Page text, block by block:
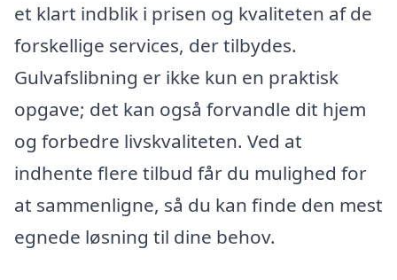
et klart indblik i prisen og kvaliteten af de
forskellige services, der tilbydes.
Gulvafslibning er ikke kun en praktisk
opgave; det kan også forvandle dit hjem
og forbedre livskvaliteten. Ved at
indhente flere tilbud får du mulighed for
at sammenligne, så du kan finde den mest
egnede løsning til dine behov.